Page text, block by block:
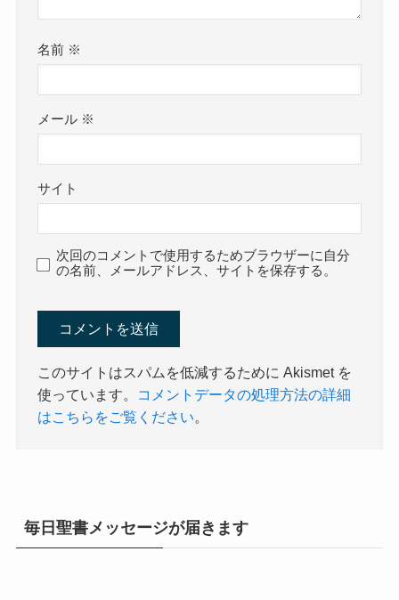
名前 ※
メール ※
サイト
次回のコメントで使用するためブラウザーに自分
の名前、メールアドレス、サイトを保存する。
このサイトはスパムを低減するために Akismet を
使っています。
コメントデータの処理方法の詳細
はこちらをご覧ください。
毎日聖書メッセージが届きます